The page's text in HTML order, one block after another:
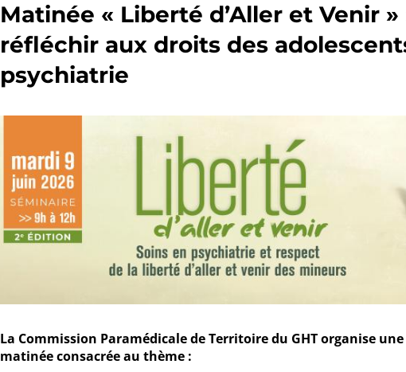
Matinée « Liberté d’Aller et Venir »
réfléchir aux droits des
psychiatrie
La Commission Paramédicale de Territoire du GHT organise une
matinée consacrée au thème :